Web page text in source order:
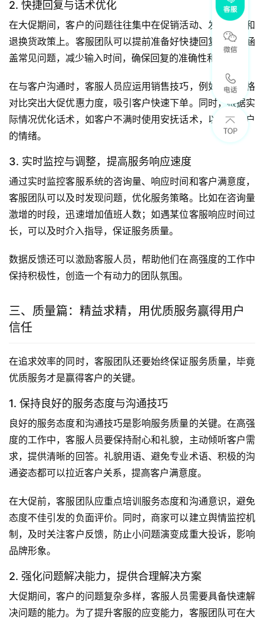
2. 快捷回复与话术优化
在大促期间，客户的问题往往集中在促销活动、发货时间和
退换货政策上。客服团队可以提前准备好快捷回复模板，涵
盖常见问题，减少输入时间，确保回复的准确性和一致性。
在与客户沟通时，客服人员应运用销售技巧，例如通过价格
对比突出大促优惠力度，吸引客户快速下单。同时，根据实
际情况优化话术，如客户不满时使用安抚话术，以缓解客户
的情绪。
3. 实时监控与调整，提高服务响应速度
通过实时监控客服系统的咨询量、响应时间和客户满意度，
客服团队可以及时发现问题，优化服务策略。比如在咨询量
激增的时段，迅速增加值班人数；如遇某位客服响应时间过
长，可以及时介入指导，保证服务质量。
数据反馈还可以激励客服人员，帮助他们在高强度的工作中
保持积极性，创造一个有动力的团队氛围。
三、质量篇：精益求精，用优质服务赢得用户
信任
在追求效率的同时，客服团队还要始终保证服务质量，毕竟
优质服务才是赢得客户的关键。
1. 保持良好的服务态度与沟通技巧
良好的服务态度和沟通技巧是影响服务质量的关键。在高强
度的工作中，客服人员要保持耐心和礼貌，主动倾听客户需
求，提供清晰的回答。礼貌用语、避免专业术语、积极的沟
通姿态都可以拉近客户关系，提高客户满意度。
在大促前，客服团队应重点培训服务态度和沟通意识，避免
态度不佳引发的负面评价。同时，商家可以建立舆情监控机
制，及时关注客户反馈，防止小问题演变成重大投诉，影响
品牌形象。
2. 强化问题解决能力，提供合理解决方案
大促期间，客户的问题复杂多样，客服人员需要具备快速解
决问题的能力。为了提升客服的应变能力，客服团队可在大